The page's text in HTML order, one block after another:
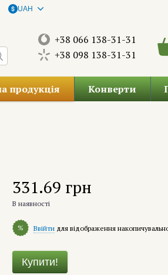
UAH
+38 066 138-31-31
+38 098 138-31-31
продукція Конверти
331.69 грн
В наявності
% Ввійти для відображення
Купити!